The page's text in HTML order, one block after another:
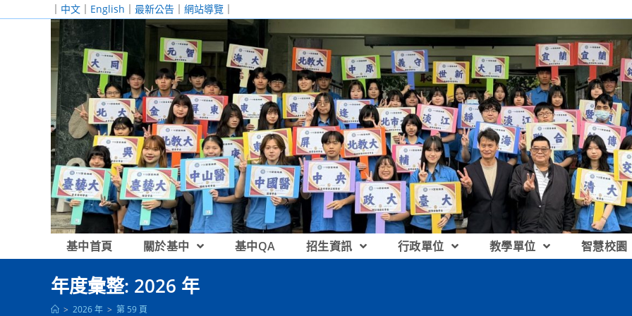
｜ 中文 ｜ English ｜ 最新公告 ｜ 網站導覽 ｜
基中首頁 關於基中 基中QA 招生資訊 行政單位 教學單位 智慧校園
年度彙整: 2026 年
> 2026 年 > 第 59 頁